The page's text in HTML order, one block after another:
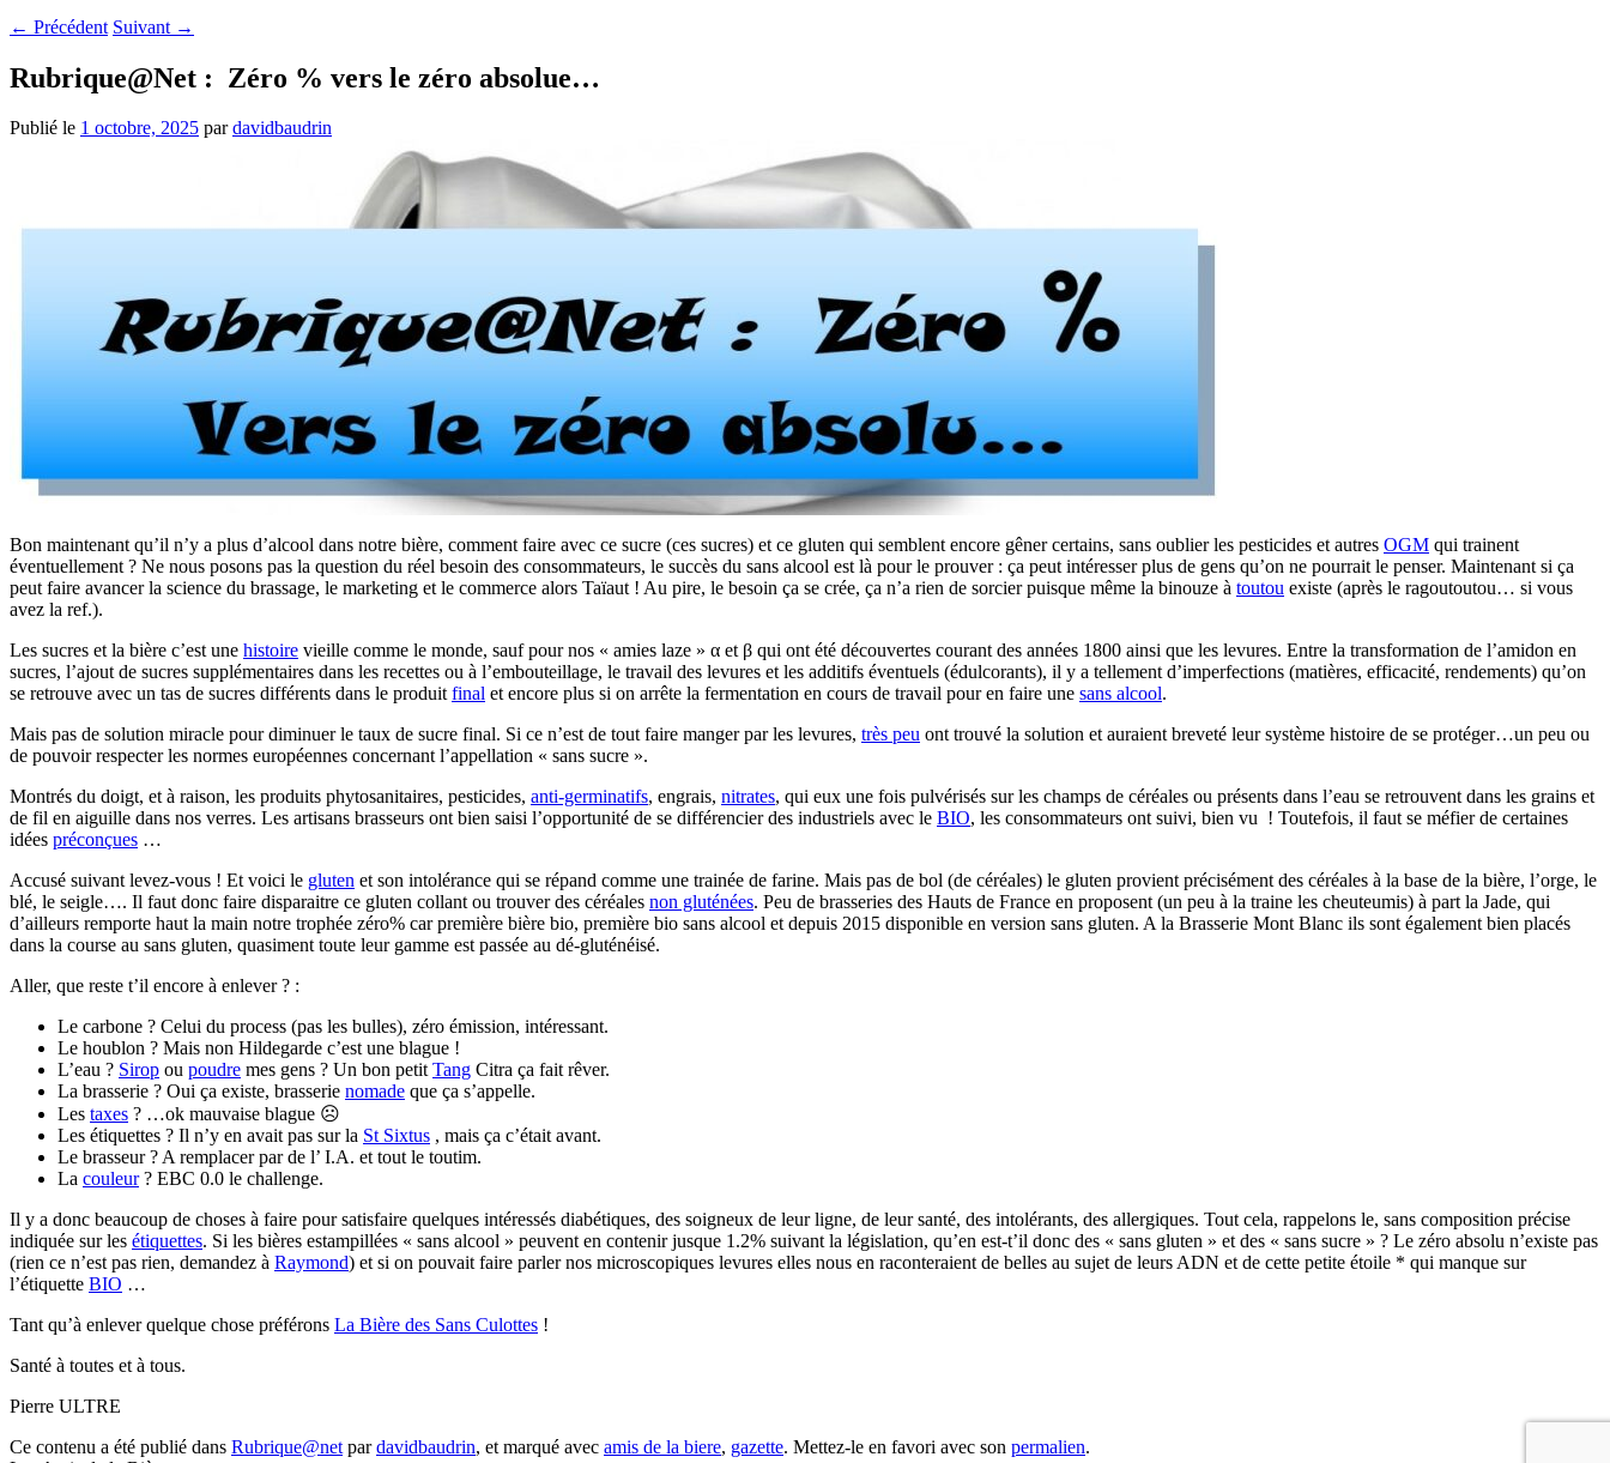
← Précédent Suivant →
Rubrique@Net : Zéro % vers le zéro absolue…
Publié le 1 octobre, 2025 pardavidbaudrin
Bon maintenant qu’il n’y a plus d’alcool dans notre bière, comment faire avec ce sucre (ces sucres) et ce gluten qui semblent encore gêner certains, sans oublier les pesticides et autres OGM qui trainent
éventuellement ? Ne nous posons pas la question du réel besoin des consommateurs, le succès du sans alcool est là pour le prouver : ça peut intéresser plus de gens qu’on ne pourrait le penser. Maintenant si ça
peut faire avancer la science du brassage, le marketing et le commerce alors Taïaut ! Au pire, le besoin ça se crée, ça n’a rien de sorcier puisque même la binouze à toutou existe (après le ragoutoutou… si vous
avez la ref.).
Les sucres et la bière c’est une histoire vieille comme le monde, sauf pour nos « amies laze » α et β qui ont été découvertes courant des années 1800 ainsi que les levures. Entre la transformation de l’amidon en
sucres, l’ajout de sucres supplémentaires dans les recettes ou à l’embouteillage, le travail des levures et les additifs éventuels (édulcorants), il y a tellement d’imperfections (matières, efficacité, rendements) qu’on
se retrouve avec un tas de sucres différents dans le produitfinal et encore plus si on arrête la fermentation en cours de travail pour en faire une sans alcool.
Mais pas de solution miracle pour diminuer le taux de sucre final. Si ce n’est de tout faire manger par les levures, très peu ont trouvé la solution et auraient breveté leur système histoire de se protéger…un peu ou
de pouvoir respecter les normes européennes concernant l’appellation « sans sucre ».
Montrés du doigt, et à raison, les produits phytosanitaires, pesticides, anti-germinatifs, engrais, nitrates, qui eux une fois pulvérisés sur les champs de céréales ou présents dans l’eau se retrouvent dans les grains et
de fil en aiguille dans nos verres. Les artisans brasseurs ont bien saisi l’opportunité de se différencier des industriels avec le BIO, les consommateurs ont suivi, bien vu ! Toutefois, il faut se méfier de certaines
idées préconçues …
Accusé suivant levez-vous ! Et voici le gluten et son intolérance qui se répand comme une trainée de farine. Mais pas de bol (de céréales) le gluten provient précisément des céréales à la base de la bière, l’orge, le
blé, le seigle…. Il faut donc faire disparaitre ce gluten collant ou trouver des céréales non gluténées. Peu de brasseries des Hauts de France en proposent (un peu à la traine les cheuteumis) à part la Jade, qui
d’ailleurs remporte haut la main notre trophée zéro% car première bière bio, première bio sans alcool et depuis 2015 disponible en version sans gluten. A la Brasserie Mont Blanc ils sont également bien placés
dans la course au sans gluten, quasiment toute leur gamme est passée au dé-gluténéisé.
Aller, que reste t’il encore à enlever ? :
Le carbone ? Celui du process (pas les bulles), zéro émission, intéressant.
Le houblon ? Mais non Hildegarde c’est une blague !
L’eau ? Sirop ou poudre mes gens ? Un bon petitTang Citra ça fait rêver.
La brasserie ? Oui ça existe, brasserie nomade que ça s’appelle.
Les taxes ? …ok mauvaise blague ☹
Les étiquettes ? Il n’y en avait pas sur la St Sixtus , mais ça c’était avant.
Le brasseur ? A remplacer par de l’ I.A. et tout le toutim.
La couleur? EBC 0.0 le challenge.
Il y a donc beaucoup de choses à faire pour satisfaire quelques intéressés diabétiques, des soigneux de leur ligne, de leur santé, des intolérants, des allergiques. Tout cela, rappelons le, sans composition précise
indiquée sur les étiquettes. Si les bières estampillées « sans alcool » peuvent en contenir jusque 1.2% suivant la législation, qu’en est-t’il donc des « sans gluten » et des « sans sucre » ? Le zéro absolu n’existe pas
(rien ce n’est pas rien, demandez à Raymond) et si on pouvait faire parler nos microscopiques levures elles nous en raconteraient de belles au sujet de leurs ADN et de cette petite étoile * qui manque sur
l’étiquette BIO …
Tant qu’à enlever quelque chose préférons La Bière des Sans Culottes !
Santé à toutes et à tous.
Pierre ULTRE
Ce contenu a été publié dans Rubrique@netpardavidbaudrin, et marqué avec amis de la biere, gazette. Mettez-le en favori avec son permalien.